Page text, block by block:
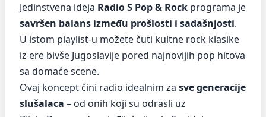
Jedinstvena ideja Radio S Pop & Rock programa je
savršen balans između prošlosti i sadašnjosti.
U istom playlist-u možete čuti kultne rock klasike
iz ere bivše Jugoslavije pored najnovijih pop hitova
sa domaće scene.
Ovaj koncept čini radio idealnim za sve generacije
slušalaca – od onih koji su odrasli uz